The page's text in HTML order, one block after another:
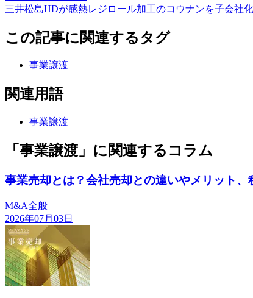
三井松島HDが感熱レジロール加工のコウナンを子会社
この記事に関連するタグ
事業譲渡
関連用語
事業譲渡
「事業譲渡」に関連するコラム
事業売却とは？会社売却との違いやメリット、
M&A全般
2026年07月03日